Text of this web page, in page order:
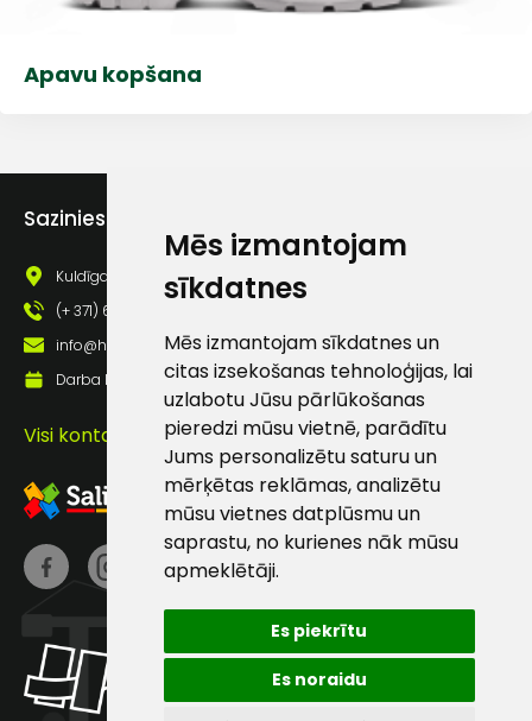
Mēs izmantojam
sīkdatnes
Mēs izmantojam sīkdatnes un
citas izsekošanas tehnoloģijas, lai
uzlabotu Jūsu pārlūkošanas
pieredzi mūsu vietnē, parādītu
Jums personalizētu saturu un
mērķētas reklāmas, analizētu
mūsu vietnes datplūsmu un
saprastu, no kurienes nāk mūsu
apmeklētāji.
Es piekrītu
Es noraidu
Apavu kopšana
Sazinies ar mums
Kuldīgas iela 69a, Saldus, Saldus nov., LV - 3801
(+ 371) 63 881 186
info@hards.lv
Darba laiks: Darbadienās: 8:00 - 17:00
Visi kontakti
pēc
iespējas
E-pasts
Kontakttālrunis